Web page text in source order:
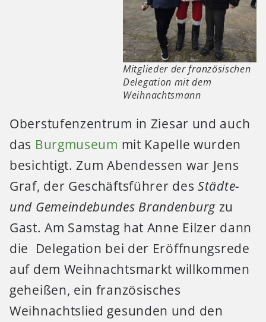
Mitglieder der französischen
Delegation mit dem
Weihnachtsmann
Oberstufenzentrum in Ziesar und auch
das Burgmuseum mit Kapelle wurden
besichtigt. Zum Abendessen war Jens
Graf, der Geschäftsführer desStädte-
und Gemeindebundes Brandenburg zu
Gast. Am Samstag hat Anne Eilzer dann
die Delegation bei der Eröffnungsrede
auf dem Weihnachtsmarkt willkommen
geheißen, ein französisches
Weihnachtslied gesunden und den